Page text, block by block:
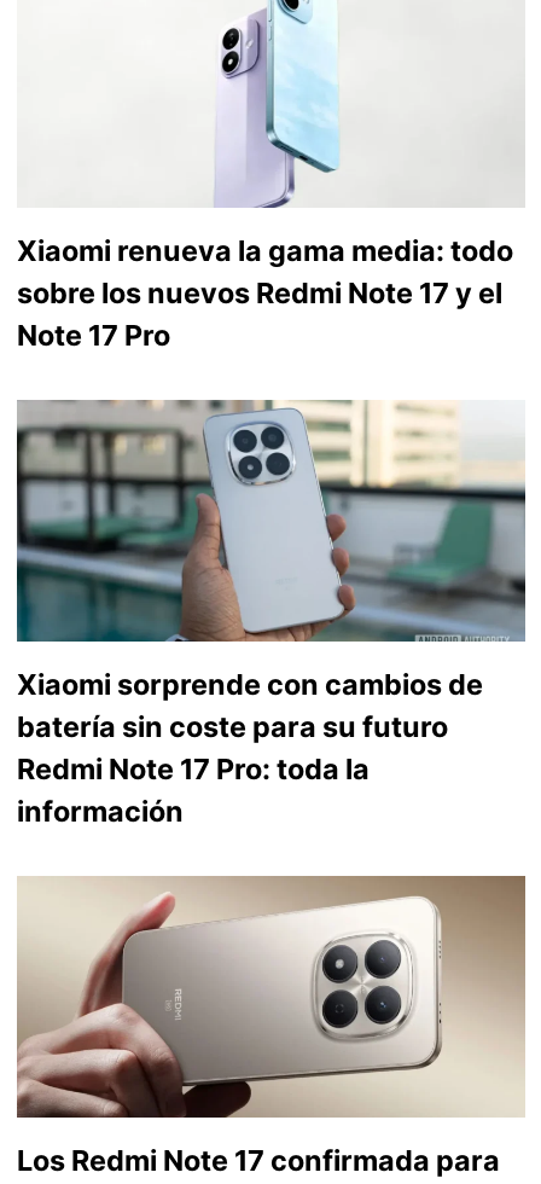
Xiaomi renueva la gama media: todo
sobre los nuevos Redmi Note 17 y el
Note 17 Pro
Xiaomi sorprende con cambios de
batería sin coste para su futuro
Redmi Note 17 Pro: toda la
información
Los Redmi Note 17 confirmada para